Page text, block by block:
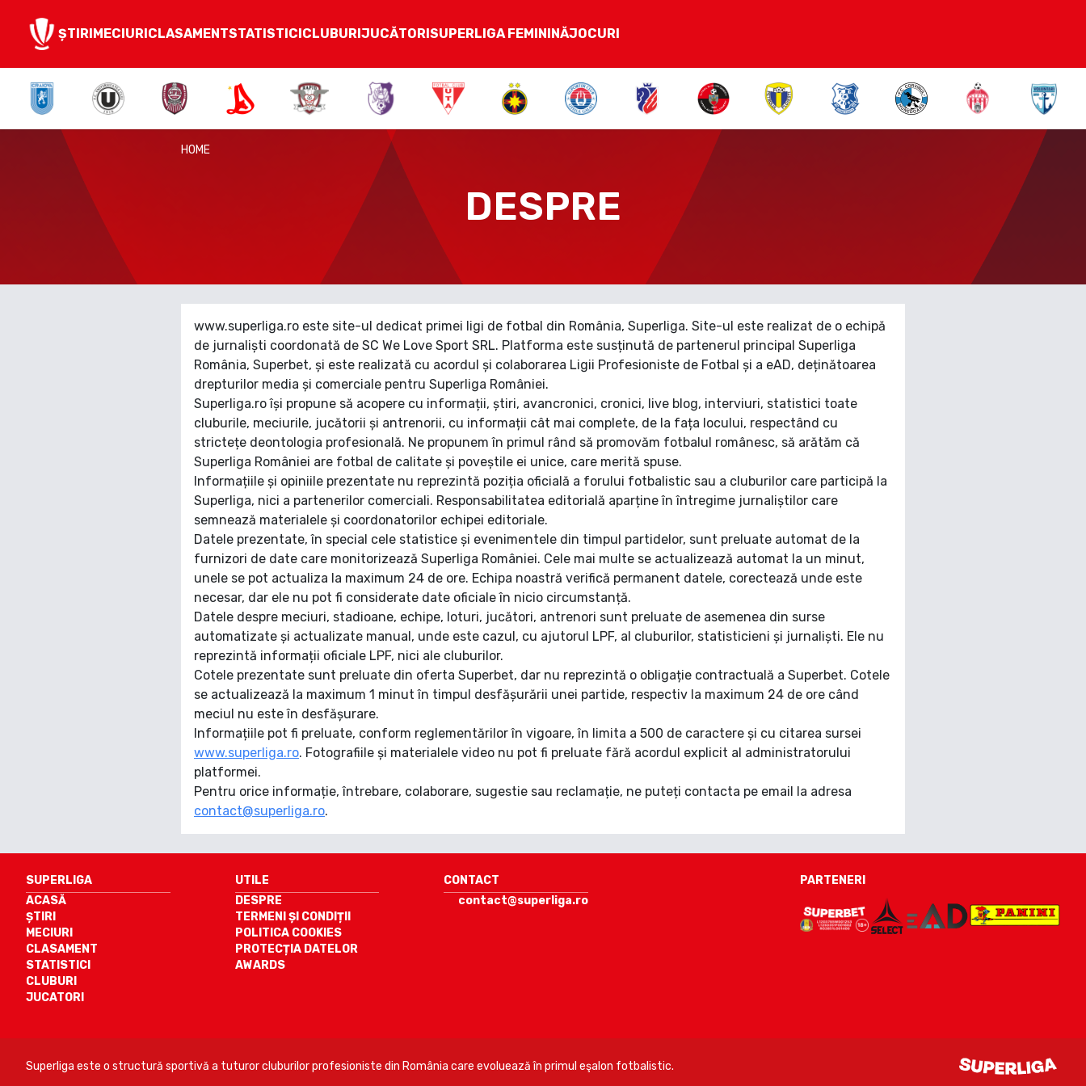
ȘTIRIMECIURICLASAMENTSTATISTICICLUBURIJUCĂTORISUPERLIGA FEMININĂJOCURI
HOME
DESPRE
www.superliga.ro este site-ul dedicat primei ligi de fotbal din România, Superliga. Site-ul este realizat de o echipă
de jurnaliști coordonată de SC We Love Sport SRL. Platforma este susținută de partenerul principal Superliga
România, Superbet, și este realizată cu acordul și colaborarea Ligii Profesioniste de Fotbal și a eAD, deținătoarea
drepturilor media și comerciale pentru Superliga României.
Superliga.ro își propune să acopere cu informații, știri, avancronici, cronici, live blog, interviuri, statistici toate
cluburile, meciurile, jucătorii și antrenorii, cu informații cât mai complete, de la fața locului, respectând cu
strictețe deontologia profesională. Ne propunem în primul rând să promovăm fotbalul românesc, să arătăm că
Superliga României are fotbal de calitate și poveștile ei unice, care merită spuse.
Informațiile și opiniile prezentate nu reprezintă poziția oficială a forului fotbalistic sau a cluburilor care participă la
Superliga, nici a partenerilor comerciali. Responsabilitatea editorială aparține în întregime jurnaliștilor care
semnează materialele și coordonatorilor echipei editoriale.
Datele prezentate, în special cele statistice și evenimentele din timpul partidelor, sunt preluate automat de la
furnizori de date care monitorizează Superliga României. Cele mai multe se actualizează automat la un minut,
unele se pot actualiza la maximum 24 de ore. Echipa noastră verifică permanent datele, corectează unde este
necesar, dar ele nu pot fi considerate date oficiale în nicio circumstanță.
Datele despre meciuri, stadioane, echipe, loturi, jucători, antrenori sunt preluate de asemenea din surse
automatizate și actualizate manual, unde este cazul, cu ajutorul LPF, al cluburilor, statisticieni și jurnaliști. Ele nu
reprezintă informații oficiale LPF, nici ale cluburilor.
Cotele prezentate sunt preluate din oferta Superbet, dar nu reprezintă o obligație contractuală a Superbet. Cotele
se actualizează la maximum 1 minut în timpul desfășurării unei partide, respectiv la maximum 24 de ore când
meciul nu este în desfășurare.
Informațiile pot fi preluate, conform reglementărilor în vigoare, în limita a 500 de caractere și cu citarea sursei
www.superliga.ro. Fotografiile și materialele video nu pot fi preluate fără acordul explicit al administratorului
platformei.
Pentru orice informație, întrebare, colaborare, sugestie sau reclamație, ne puteți contacta pe email la adresa
contact@superliga.ro.
SUPERLIGA
ACASĂ
ȘTIRI
MECIURI
CLASAMENT
STATISTICI
CLUBURI
JUCATORI
UTILE
DESPRE
TERMENI ȘI CONDIȚII
POLITICA COOKIES
PROTECȚIA DATELOR
AWARDS
CONTACT
contact@superliga.ro
PARTENERI
Superliga este o structură sportivă a tuturor cluburilor profesioniste din România care evoluează în primul eşalon fotbalistic.